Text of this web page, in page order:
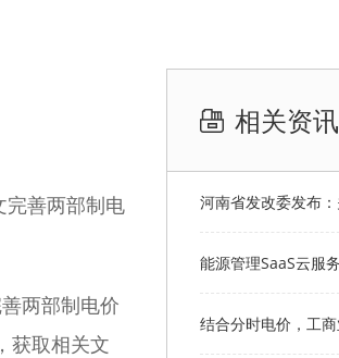
完善两部制电
两部制电价
获取相关文
相关资讯